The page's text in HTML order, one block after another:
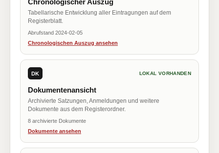
Chronologischer Auszug
Tabellarische Entwicklung aller Eintragungen auf dem
Registerblatt.
Abrufstand 2024-02-05
Chronologischen Auszug ansehen
DK LOKAL VORHANDEN
Dokumentenansicht
Archivierte Satzungen, Anmeldungen und weitere
Dokumente aus dem Registerordner.
8 archivierte Dokumente
Dokumente ansehen